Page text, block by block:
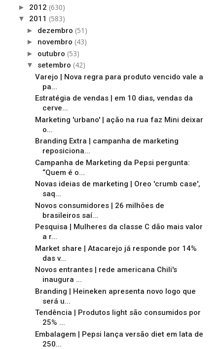
► 2012 (630)
▼ 2011 (583)
► dezembro (51)
► novembro (43)
► outubro (53)
▼ setembro (42)
Varejo | Nova regra para produto vencido vale a
pa...
Estratégia de vendas | em 10 dias, vendas da
cerve...
Marketing 'urbano' | ação na rua faz Mini deixar
o...
Branding Extra | campanha de marketing
reposiciona...
Campanha de Marketing da Pepsi pergunta:
“Quem é o...
Novas ideias de marketing | Oreo 'crumb case',
saq...
Novos consumidores | 26 milhões de
brasileiros saí...
Pesquisa | Mulheres da classe C dão mais valor
a r...
Market share | Atacarejo já responde por 14%
das v...
Novos entrantes | rede americana Chili's
inaugura ...
Branding | Heineken apresenta novo logo que
será u...
Tendência | Produtos light são consumidos por
25% ...
Embalagem | Pepsi lança versão diet em lata de
250...